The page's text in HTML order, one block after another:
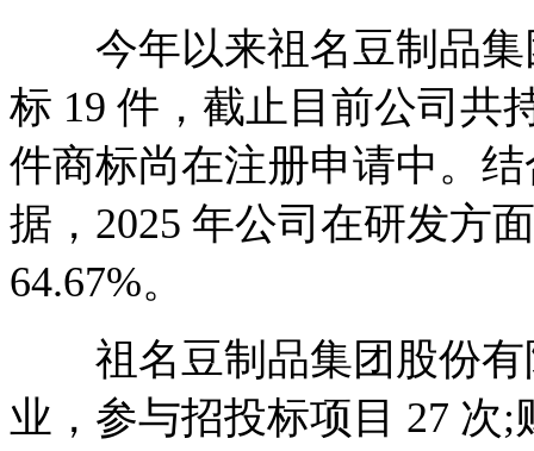
今年以来祖名豆制品集
标 19 件，截止目前公司共
件商标尚在注册申请中。
据，2025 年公司在研发方
64.67%。
祖名豆制品集团股份有
业，参与招投标项目 27 次